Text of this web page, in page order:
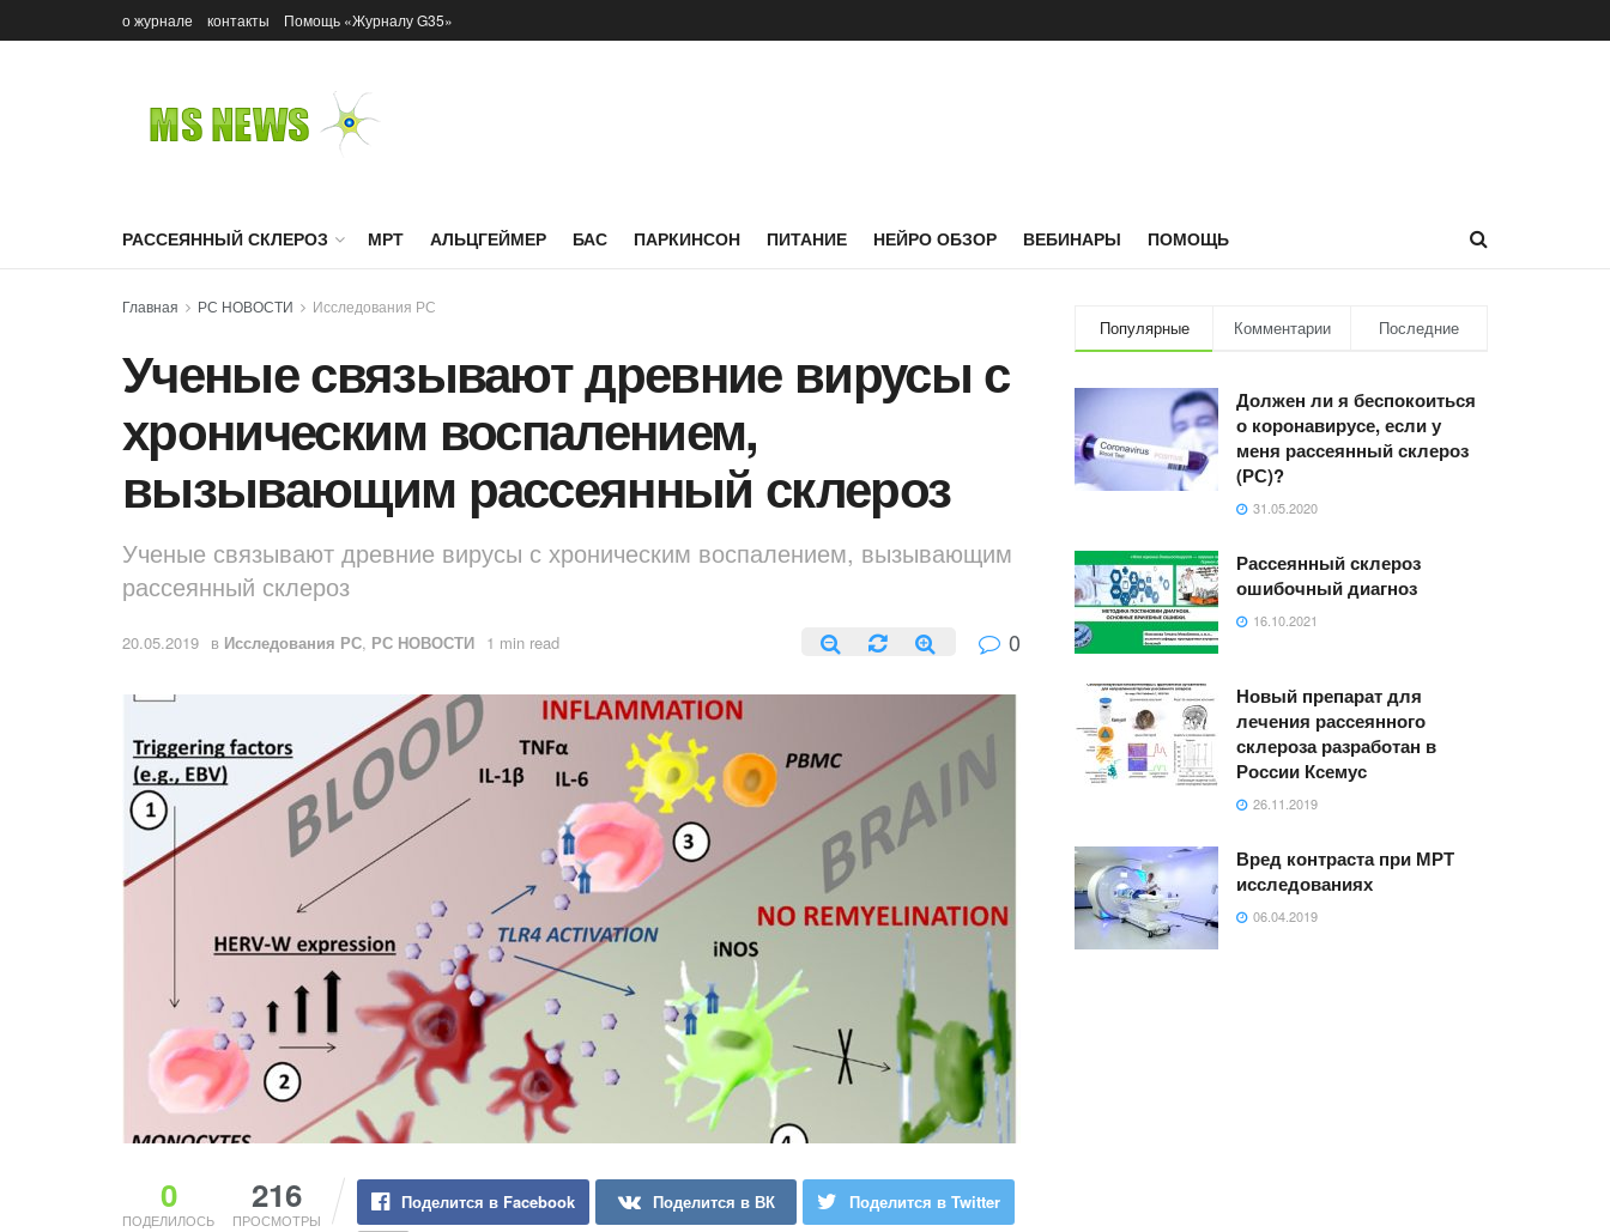
о журнале контакты Помощь «Журналу G35»
РАССЕЯННЫЙ СКЛЕРОЗ МРТ АЛЬЦГЕЙМЕР БАС ПАРКИНСОН ПИТАНИЕ НЕЙРО ОБЗОР ВЕБИНАРЫ ПОМОЩЬ
Главная РС НОВОСТИ Исследования РС
Ученые связывают древние вирусы с
хроническим воспалением,
вызывающим рассеянный склероз
Ученые связывают древние вирусы с хроническим воспалением, вызывающим
рассеянный склероз
20.05.2019 в Исследования РС, РС НОВОСТИ 1 min read 0
0
ПОДЕЛИЛОСЬ
216
ПРОСМОТРЫ
Поделится в Facebook Поделится в ВК Поделится в Twitter
Популярные Комментарии Последние
Должен ли я беспокоиться
о коронавирусе, если у
меня рассеянный склероз
(РС)?
31.05.2020
Рассеянный склероз
ошибочный диагноз
16.10.2021
Новый препарат для
лечения рассеянного
склероза разработан в
России Ксемус
26.11.2019
Вред контраста при МРТ
исследованиях
06.04.2019